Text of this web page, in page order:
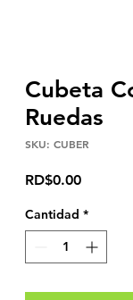
Cubeta
Ruedas
SKU: CUBER
RD$0.00Precio
Cantidad *